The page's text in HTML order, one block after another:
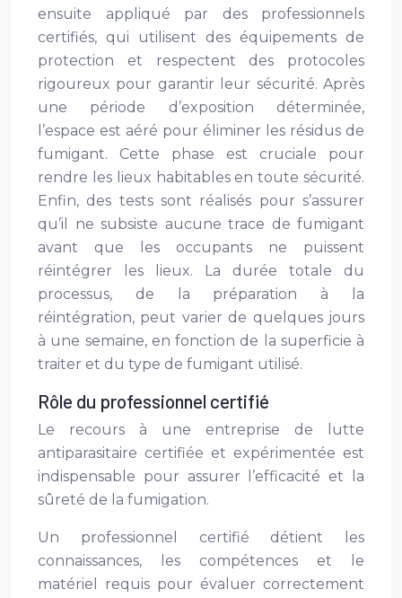
ensuite appliqué par des professionnels
certifiés, qui utilisent des équipements de
protection et respectent des protocoles
rigoureux pour garantir leur sécurité. Après
une période d’exposition déterminée,
l’espace est aéré pour éliminer les résidus de
fumigant. Cette phase est cruciale pour
rendre les lieux habitables en toute sécurité.
Enfin, des tests sont réalisés pour s’assurer
qu’il ne subsiste aucune trace de fumigant
avant que les occupants ne puissent
réintégrer les lieux. La durée totale du
processus, de la préparation à la
réintégration, peut varier de quelques jours
à une semaine, en fonction de la superficie à
traiter et du type de fumigant utilisé.
Rôle du professionnel certifié
Le recours à une entreprise de lutte
antiparasitaire certifiée et expérimentée est
indispensable pour assurer l’efficacité et la
sûreté de la fumigation.
Un professionnel certifié détient les
connaissances, les compétences et le
matériel requis pour évaluer correctement